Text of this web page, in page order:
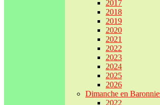
2017
2018
2019
2020
2021
2022
2023
2024
2025
2026
Dimanche en
2022